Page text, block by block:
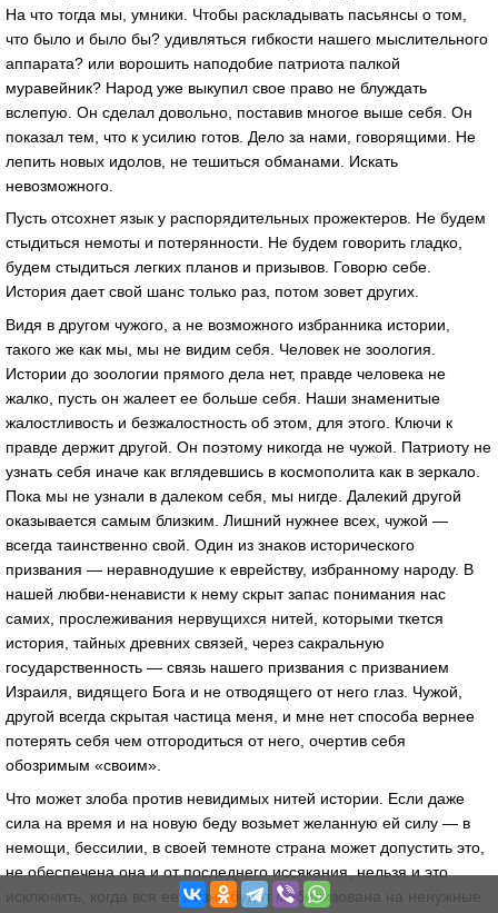
На что тогда мы, умники. Чтобы раскладывать пасьянсы о том,
что было и было бы? удивляться гибкости нашего мыслительного
аппарата? или ворошить наподобие патриота палкой
муравейник? Народ уже выкупил свое право не блуждать
вслепую. Он сделал довольно, поставив многое выше себя. Он
показал тем, что к усилию готов. Дело за нами, говорящими. Не
лепить новых идолов, не тешиться обманами. Искать
невозможного.
Пусть отсохнет язык у распорядительных прожектеров. Не будем
стыдиться немоты и потерянности. Не будем говорить гладко,
будем стыдиться легких планов и призывов. Говорю себе.
История дает свой шанс только раз, потом зовет других.
Видя в другом чужого, а не возможного избранника истории,
такого же как мы, мы не видим себя. Человек не зоология.
Истории до зоологии прямого дела нет, правде человека не
жалко, пусть он жалеет ее больше себя. Наши знаменитые
жалостливость и безжалостность об этом, для этого. Ключи к
правде держит другой. Он поэтому никогда не чужой. Патриоту не
узнать себя иначе как вглядевшись в космополита как в зеркало.
Пока мы не узнали в далеком себя, мы нигде. Далекий другой
оказывается самым близким. Лишний нужнее всех, чужой —
всегда таинственно свой. Один из знаков исторического
призвания — неравнодушие к еврейству, избранному народу. В
нашей любви-ненависти к нему скрыт запас понимания нас
самих, прослеживания нервущихся нитей, которыми ткется
история, тайных древних связей, через сакральную
государственность — связь нашего призвания с призванием
Израиля, видящего Бога и не отводящего от него глаз. Чужой,
другой всегда скрытая частица меня, и мне нет способа вернее
потерять себя чем отгородиться от него, очертив себя
обозримым «своим».
Что может злоба против невидимых нитей истории. Если даже
сила на время и на новую беду возьмет желанную ей силу — в
немощи, бессилии, в своей темноте страна может допустить это,
не обеспечена она и от последнего иссякания, нельзя и это
исключить, когда вся ее жизнь будет мобилизована на ненужные